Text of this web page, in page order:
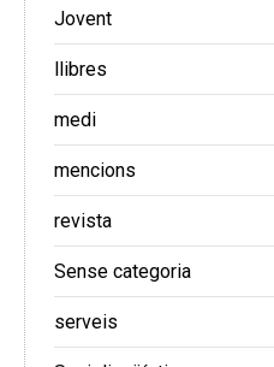
Jovent
llibres
medi
mencions
revista
Sense categoria
serveis